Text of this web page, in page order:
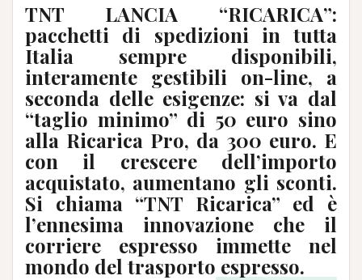
TNT LANCIA “RICARICA”:
pacchetti di spedizioni in tutta
Italia sempre disponibili,
interamente gestibili on-line, a
seconda delle esigenze: si va dal
“taglio minimo” di 50 euro sino
alla Ricarica Pro, da 300 euro. E
con il crescere dell’importo
acquistato, aumentano gli sconti.
Si chiama “TNT Ricarica” ed è
l’ennesima innovazione che il
corriere espresso immette nel
mondo del trasporto espresso.